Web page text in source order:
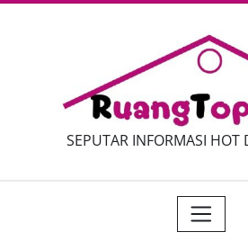
SEPUTAR INFORMASI HOT